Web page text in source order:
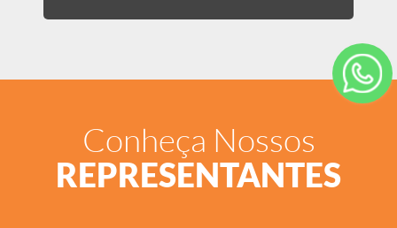
Conheça Nossos
REPRESENTANTES